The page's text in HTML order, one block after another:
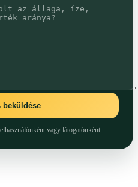
beküldése
vagy látogatónként.